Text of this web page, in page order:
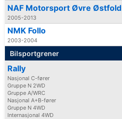
NAF Motorsport Øvre Østfold
2005-2013
NMK Follo
2003-2004
Bilsportgrener
Rally
Nasjonal C-fører
Gruppe N 2WD
Gruppe A/WRC
Nasjonal A+B-fører
Gruppe N 4WD
Internasjonal 4WD